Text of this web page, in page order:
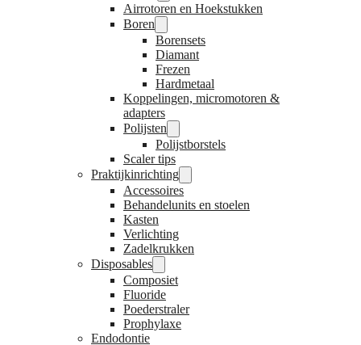
Airrotoren en Hoekstukken
Boren
Borensets
Diamant
Frezen
Hardmetaal
Koppelingen, micromotoren &
adapters
Polijsten
Polijstborstels
Scaler tips
Praktijkinrichting
Accessoires
Behandelunits en stoelen
Kasten
Verlichting
Zadelkrukken
Disposables
Composiet
Fluoride
Poederstraler
Prophylaxe
Endodontie